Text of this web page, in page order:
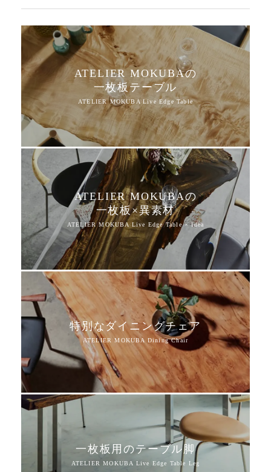
ATELIER MOKUBAの
一枚板テーブル
ATELIER MOKUBAの
一枚板×異素材
特別なダイニングチェア
一枚板用のテーブル脚